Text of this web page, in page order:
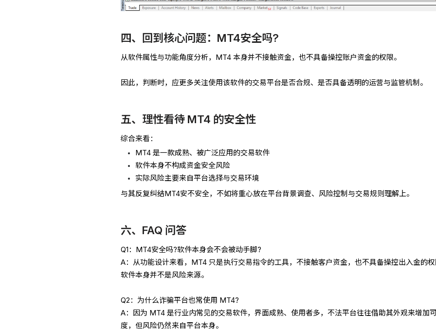
四、回到核心问题：MT4安全吗?
从软件属性与功能角度分析，MT4 本身并不接触资金，也不具备操控账户资金的权限。
因此，判断时，应更多关注使用该软件的交易平台是否合规、是否具备透明的运营与监管机制。
五、理性看待 MT4 的安全性
综合来看：
MT4 是一款成熟、被广泛应用的交易软件
软件本身不构成资金安全风险
实际风险主要来自平台选择与交易环境
与其反复纠结MT4安不安全，不如将重心放在平台背景调查、风险控制与交易规则理解上。
六、FAQ 问答
Q1：MT4安全吗?软件本身会不会被动手脚?
A：从功能设计来看，MT4 只是执行交易指令的工具，不接触客户资金，也不具备操控出入金的权
软件本身并不是风险来源。
Q2：为什么诈骗平台也常使用 MT4?
A：因为 MT4 是行业内常见的交易软件，界面成熟、使用者多，不法平台往往借助其外观来增加
度，但风险仍然来自平台本身。